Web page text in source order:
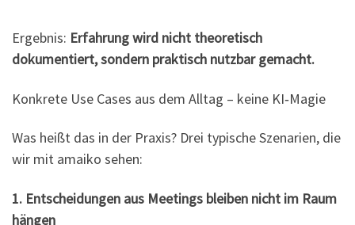
Ergebnis: Erfahrung wird nicht theoretisch
dokumentiert, sondern praktisch nutzbar gemacht.
Konkrete Use Cases aus dem Alltag – keine KI‑Magie
Was heißt das in der Praxis? Drei typische Szenarien, die
wir mit amaiko sehen:
1. Entscheidungen aus Meetings bleiben nicht im Raum
hängen